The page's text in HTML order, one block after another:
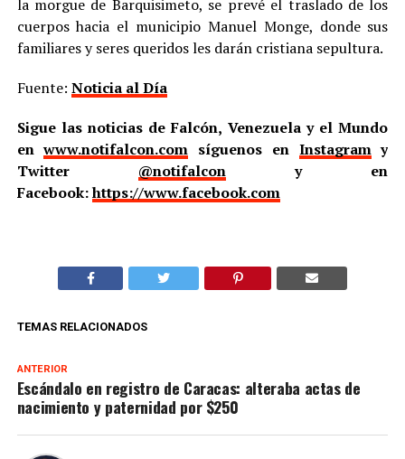
la morgue de Barquisimeto, se prevé el traslado de los
cuerpos hacia el municipio Manuel Monge, donde sus
familiares y seres queridos les darán cristiana sepultura.
Fuente: Noticia al Día
Sigue las noticias de Falcón, Venezuela y el Mundo
enwww.notifalcon.com síguenos en Instagramy
Twitter @notifalcony en
Facebook:https://www.facebook.com
TEMAS RELACIONADOS
ANTERIOR
Escándalo en registro de Caracas: alteraba actas de
nacimiento y paternidad por $250